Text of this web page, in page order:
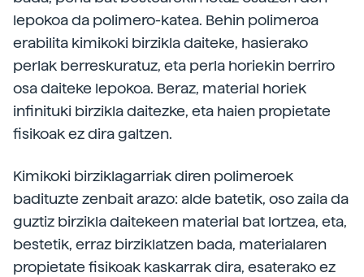
lepokoa da polimero-katea. Behin polimeroa
erabilita kimikoki birzikla daiteke, hasierako
perlak berreskuratuz, eta perla horiekin berriro
osa daiteke lepokoa. Beraz, material horiek
infinituki birzikla daitezke, eta haien propietate
fisikoak ez dira galtzen.
Kimikoki birziklagarriak diren polimeroek
badituzte zenbait arazo: alde batetik, oso zaila da
guztiz birzikla daitekeen material bat lortzea, eta,
bestetik, erraz birziklatzen bada, materialaren
propietate fisikoak kaskarrak dira, esaterako ez